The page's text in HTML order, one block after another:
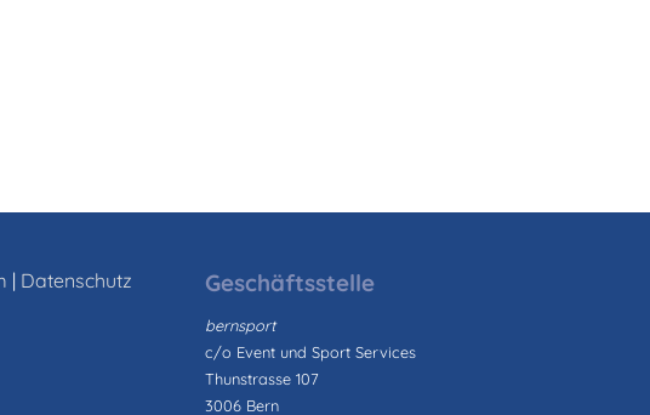
| Datenschutz Geschäftsstelle
bernsport
c/o Event und Sport Services
Thunstrasse 107
3006 Bern